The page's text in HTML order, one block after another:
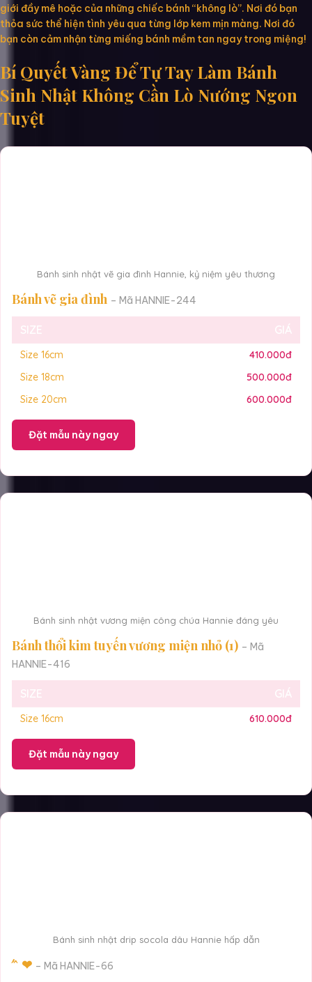
giới đầy mê hoặc của những chiếc bánh “không lò”. Nơi đó bạn
thỏa sức thể hiện tình yêu qua từng lớp kem mịn màng. Nơi đó
bạn còn cảm nhận từng miếng bánh mềm tan ngay trong miệng!
Bí Quyết Vàng Để Tự Tay Làm Bánh
Sinh Nhật Không Cần Lò Nướng Ngon
Tuyệt
Bánh sinh nhật vẽ gia đình Hannie, kỷ niệm yêu thương
Bánh vẽ gia đình – Mã HANNIE-244
SIZE GIÁ
Size 16cm
410.000đ
Size 18cm
500.000đ
Size 20cm
600.000đ
Đặt mẫu này ngay
Bánh sinh nhật vương miện công chúa Hannie đáng yêu
Bánh thổi kim tuyến vương miện nhỏ (1) – Mã
HANNIE-416
SIZE GIÁ
Size 16cm 610.000đ
Đặt mẫu này ngay
Bánh sinh nhật drip socola dâu Hannie hấp dẫn
́ ́ ̂ ❤ – Mã HANNIE-66